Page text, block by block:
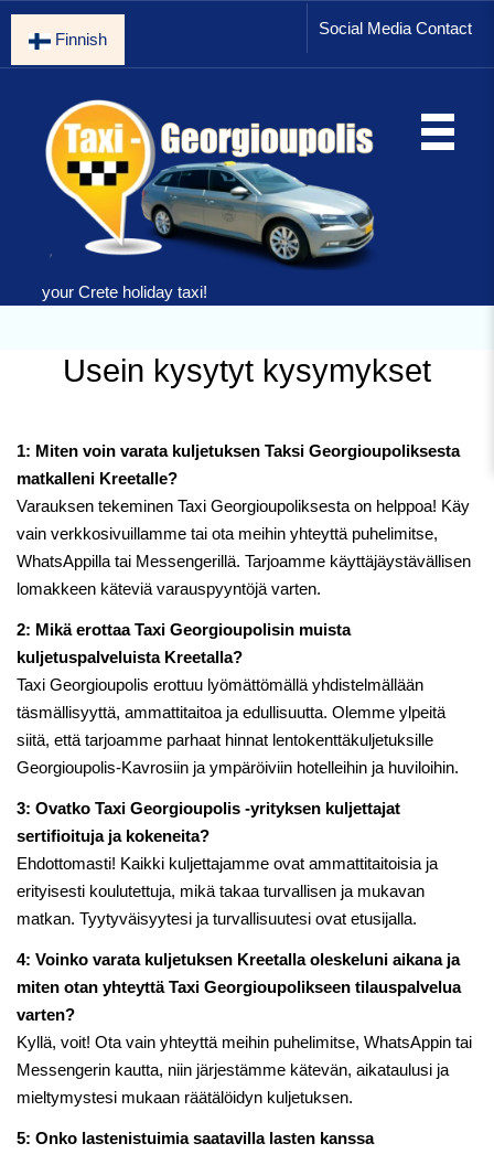
Social Media Contact
Finnish
your Crete holiday taxi!
Usein kysytyt kysymykset
1: Miten voin varata kuljetuksen Taksi Georgioupoliksesta
matkalleni Kreetalle?
Varauksen tekeminen Taxi Georgioupoliksesta on helppoa! Käy
vain verkkosivuillamme tai ota meihin yhteyttä puhelimitse,
WhatsAppilla tai Messengerillä. Tarjoamme käyttäjäystävällisen
lomakkeen käteviä varauspyyntöjä varten.
2: Mikä erottaa Taxi Georgioupolisin muista
kuljetuspalveluista Kreetalla?
Taxi Georgioupolis erottuu lyömättömällä yhdistelmällään
täsmällisyyttä, ammattitaitoa ja edullisuutta. Olemme ylpeitä
siitä, että tarjoamme parhaat hinnat lentokenttäkuljetuksille
Georgioupolis-Kavrosiin ja ympäröiviin hotelleihin ja huviloihin.
3: Ovatko Taxi Georgioupolis -yrityksen kuljettajat
sertifioituja ja kokeneita?
Ehdottomasti! Kaikki kuljettajamme ovat ammattitaitoisia ja
erityisesti koulutettuja, mikä takaa turvallisen ja mukavan
matkan. Tyytyväisyytesi ja turvallisuutesi ovat etusijalla.
4: Voinko varata kuljetuksen Kreetalla oleskeluni aikana ja
miten otan yhteyttä Taxi Georgioupolikseen tilauspalvelua
varten?
Kyllä, voit! Ota vain yhteyttä meihin puhelimitse, WhatsAppin tai
Messengerin kautta, niin järjestämme kätevän, aikataulusi ja
mieltymystesi mukaan räätälöidyn kuljetuksen.
5: Onko lastenistuimia saatavilla lasten kanssa